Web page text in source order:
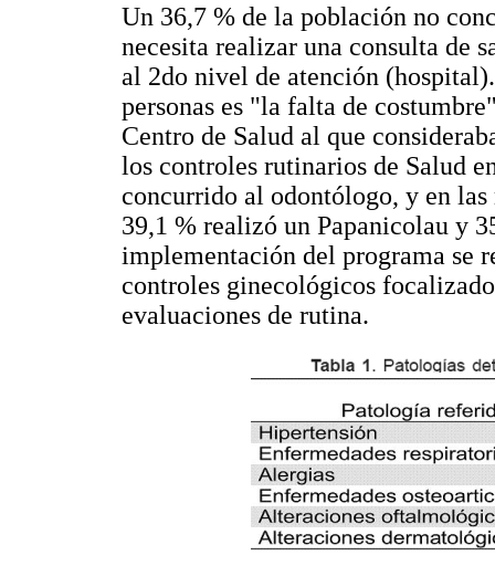
Un 36,7 % de la población no
necesita realizar una consulta de
al 2do nivel de atención
personas es "la falta de
Centro de Salud al que
los controles rutinarios de Salud
concurrido al odontólogo, y en las
39,1 % realizó un Papanicolau y
implementación del programa se
controles ginecológicos
evaluaciones de rutina.